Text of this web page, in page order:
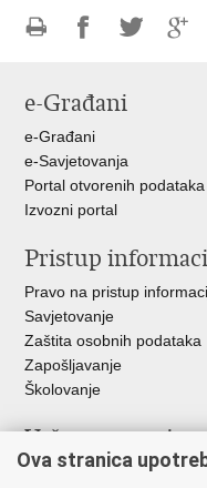
FacebookuTwitteru
e-Građani
e-Građani
e-Savjetovanja
Portal otvorenih podataka
Izvozni portal
Pristup
Pravo na pristup
Savjetovanje
Zaštita osobnih podataka
Zapošljavanje
Školovanje
Važne poveznice
Ministarstvo unutarnjih
Ova stranica